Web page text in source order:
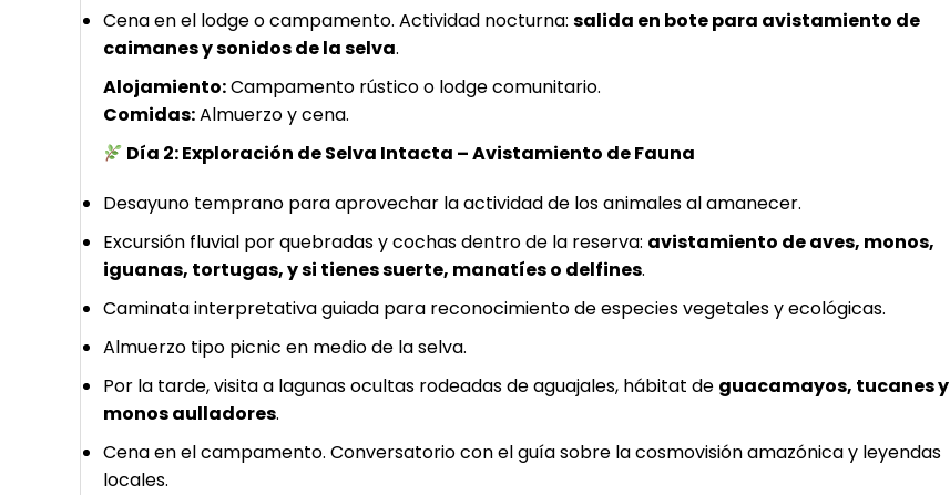
Cena en el lodge o campamento. Actividad nocturna: salida en bote para avistamiento de
caimanes y sonidos de la selva.
Alojamiento:Campamento rústico o lodge comunitario.
Comidas:Almuerzo y cena.
Día 2: Exploración de Selva Intacta – Avistamiento de Fauna
Desayuno temprano para aprovechar la actividad de los animales al amanecer.
Excursión fluvial por quebradas y cochas dentro de la reserva: avistamiento de aves, monos,
iguanas, tortugas, y si tienes suerte, manatíes o delfines.
Caminata interpretativa guiada para reconocimiento de especies vegetales y ecológicas.
Almuerzo tipo picnic en medio de la selva.
Por la tarde, visita a lagunas ocultas rodeadas de aguajales, hábitat de guacamayos, tucanes y
monos aulladores.
Cena en el campamento. Conversatorio con el guía sobre la cosmovisión amazónica y leyendas
locales.